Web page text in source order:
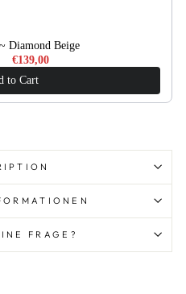
Diamond Beige
€139,00
to Cart
FRAGE?